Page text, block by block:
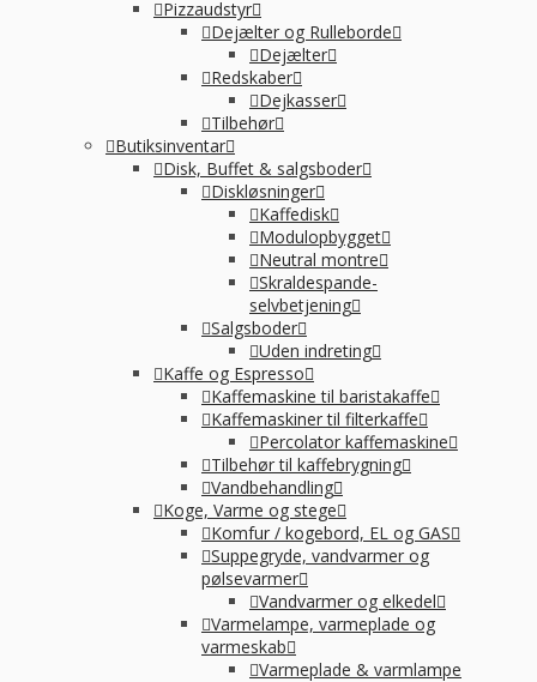
Pizzaudstyr
Dejælter og Rulleborde
Dejælter
Redskaber
Dejkasser
Tilbehør
Butiksinventar
Disk, Buffet & salgsboder
Diskløsninger
Kaffedisk
Modulopbygget
Neutral montre
Skraldespande-
selvbetjening
Salgsboder
Uden indreting
Kaffe og Espresso
Kaffemaskine til baristakaffe
Kaffemaskiner til filterkaffe
Percolator kaffemaskine
Tilbehør til kaffebrygning
Vandbehandling
Koge, Varme og stege
Komfur / kogebord, EL og GAS
Suppegryde, vandvarmer og
pølsevarmer
Vandvarmer og elkedel
Varmelampe, varmeplade og
varmeskab
Varmeplade & varmlampe